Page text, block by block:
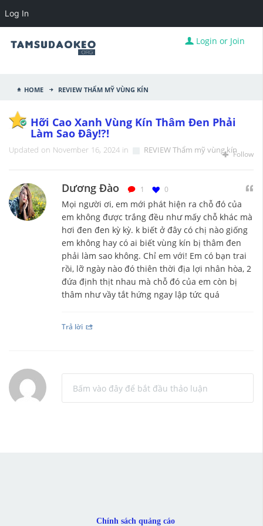
Login or Join
Home REVIEW Thẩm mỹ vùng kín
Hỡi Cao Xanh Vùng Kín Thâm Đen Phải
Làm Sao Đây!?!
Updated on November 16, 2024 in REVIEW Thẩm mỹ vùng kínFollow
Dương Đào 1 0
Mọi người ơi, em mới phát hiện ra chỗ đó của
em không được trắng đều như mấy chỗ khác mà
hơi đen đen kỳ kỳ. k biết ở đây có chị nào giống
em không hay có ai biết vùng kín bị thâm đen
phải làm sao không. Chỉ em với! Em có bạn trai
rồi, lỡ ngày nào đó thiên thời địa lợi nhân hòa, 2
đứa định thịt nhau mà chỗ đó của em còn bị
thâm như vầy tắt hứng ngay lập tức quá
Trả lời
Bấm vào đây để bắt đầu thảo luận
Chính sách quảng cáo
Log In